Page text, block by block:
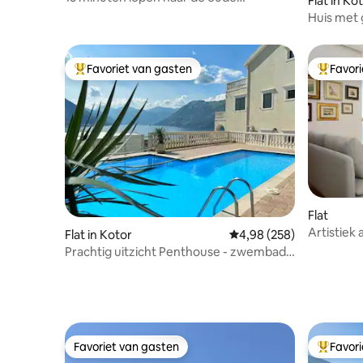
Huis met
Topfavoriet van gasten
Favoriet van gasten
Flat in Kotor Gemiddelde
4,98 (258)
Prachtig uitzicht Penthouse - zwembad
Flat
Artistiek
Favoriet van gasten
Favoriet van gasten